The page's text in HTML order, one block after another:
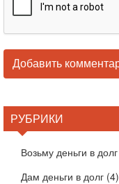
РУБРИКИ
Возьму деньги в долг
Дам деньги в долг (4)